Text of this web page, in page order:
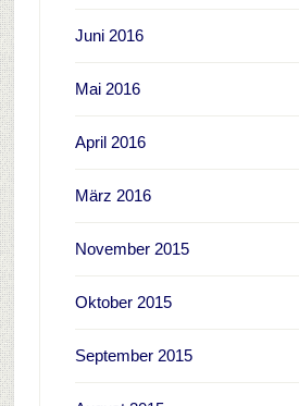
Juni 2016
Mai 2016
April 2016
März 2016
November 2015
Oktober 2015
September 2015